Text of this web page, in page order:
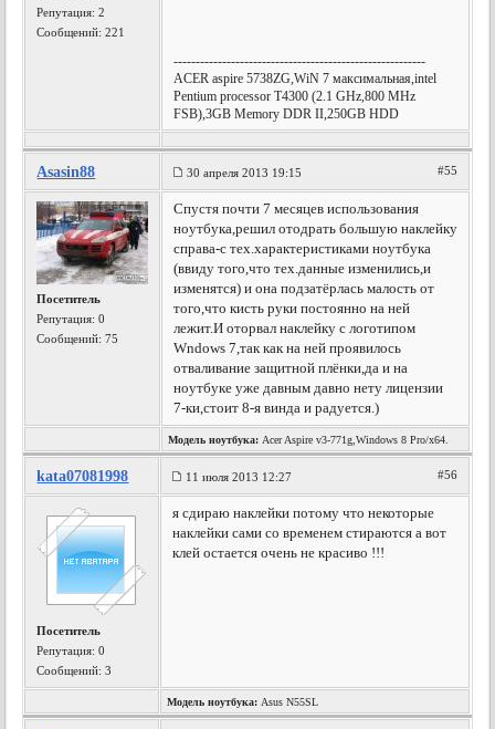
Репутация:2
Сообщений: 221
---------------------------------------------------------
AСER aspire 5738ZG,WiN 7 максимальная,intel
Pentium processor T4300 (2.1 GHz,800 MHz
FSB),3GB Memory DDR II,250GB HDD
Asasin88 30 апреля 2013 19:15 #55
Посетитель
Репутация:0
Сообщений: 75
Спустя почти 7 месяцев использования
ноутбука,решил отодрать большую наклейку
справа-с тех.характеристиками ноутбука
(ввиду того,что тех.данные изменились,и
изменятся) и она подзатёрлась малость от
того,что кисть руки постоянно на ней
лежит.И оторвал наклейку с логотипом
Wndows 7,так как на ней проявилось
отваливание защитной плёнки,да и на
ноутбуке уже давным давно нету лицензии
7-ки,стоит 8-я винда и радуется.)
Модель ноутбука: Acer Aspire v3-771g,Windows 8 Pro/x64.
kata07081998 11 июля 2013 12:27 #56
Посетитель
Репутация:0
Сообщений: 3
я сдираю наклейки потому что некоторые
наклейки сами со временем стираются а вот
клей остается очень не красиво !!!
Модель ноутбука: Asus N55SL